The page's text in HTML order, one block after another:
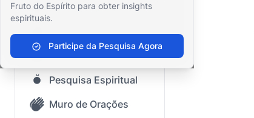
Fruto do Espírito para obter insights
espirituais.
Participe da Pesquisa Agora
Conteúdo Salvo
Perguntas Populares
Bíblia Sagrada
Pesquisa Espiritual
Muro de Orações